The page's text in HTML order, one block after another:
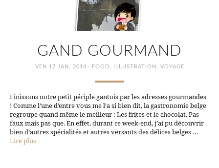
GAND GOURMAND
VEN 17 JAN, 2014 · FOOD ILLUSTRATION VOYAGE
Finissons notre petit périple gantois par les adresses gourmandes
! Comme l’une d’entre vous me l’a si bien dit, la gastronomie belge
regroupe quand même le meilleur : Les frites et le chocolat. Pas
faux mais pas que. En effet, durant ce week-end, j’ai pu découvrir
bien d’autres spécialités et autres versants des délices belges …
Lire plus